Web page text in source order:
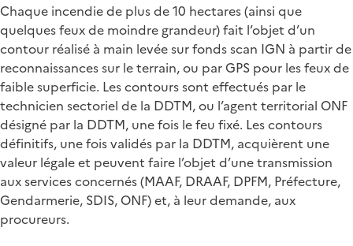
Chaque incendie de plus de 10 hectares (ainsi que
quelques feux de moindre grandeur) fait l’objet d’un
contour réalisé à main levée sur fonds scan IGN à partir de
reconnaissances sur le terrain, ou par GPS pour les feux de
faible superficie. Les contours sont effectués par le
technicien sectoriel de la DDTM, ou l’agent territorial ONF
désigné par la DDTM, une fois le feu fixé. Les contours
définitifs, une fois validés par la DDTM, acquièrent une
valeur légale et peuvent faire l’objet d’une transmission
aux services concernés (MAAF, DRAAF, DPFM, Préfecture,
Gendarmerie, SDIS, ONF) et, à leur demande, aux
procureurs.